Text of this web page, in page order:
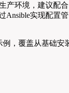
产环境，建议配合
Ansible实现配置管
例，覆盖从基础安